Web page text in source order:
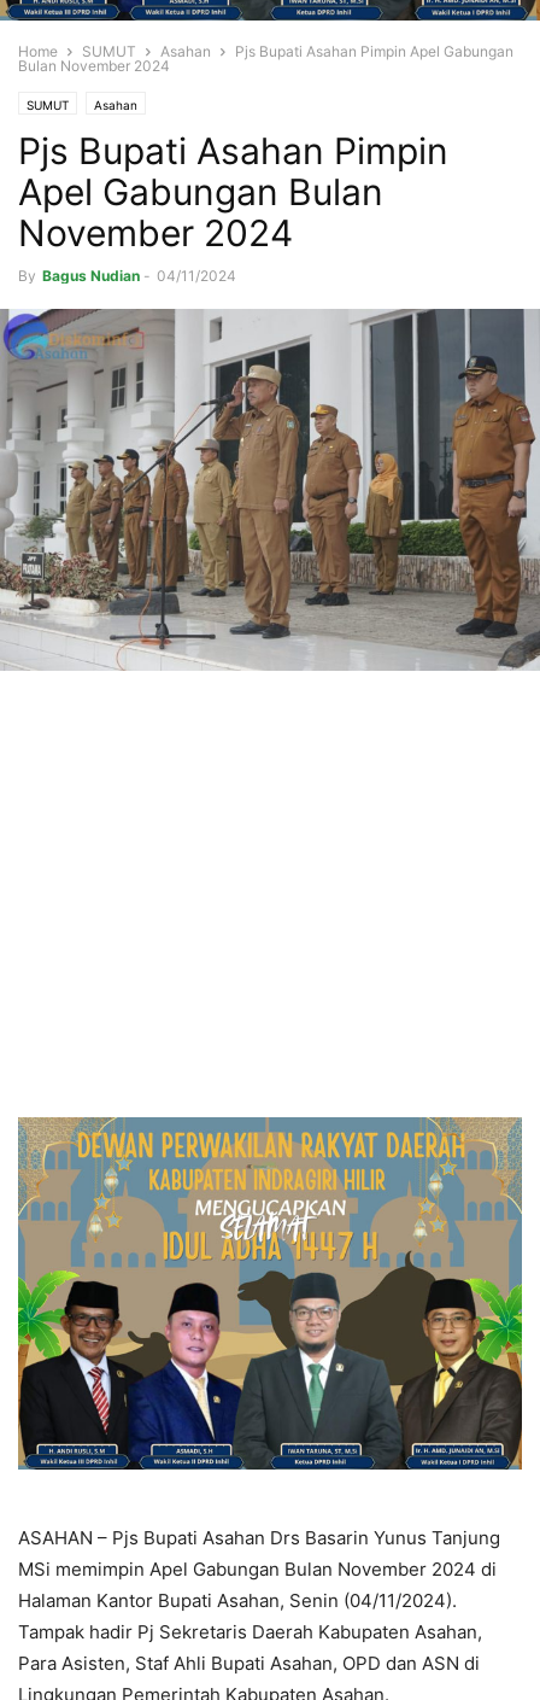
Home SUMUT Asahan
Pjs Bupati Asahan Pimpin Apel Gabungan
Bulan November 2024
SUMUT Asahan
Pjs Bupati Asahan Pimpin
Apel Gabungan Bulan
November 2024
By Bagus Nudian - 04/11/2024
ASAHAN – Pjs Bupati Asahan Drs Basarin Yunus Tanjung
MSi memimpin Apel Gabungan Bulan November 2024 di
Halaman Kantor Bupati Asahan, Senin (04/11/2024).
Tampak hadir Pj Sekretaris Daerah Kabupaten Asahan,
Para Asisten, Staf Ahli Bupati Asahan, OPD dan ASN di
Lingkungan Pemerintah Kabupaten Asahan.